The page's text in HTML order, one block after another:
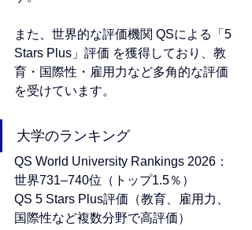
また、世界的な評価機関 QSによる「5
Stars Plus」評価 を獲得しており、教
育・国際性・雇用力など多角的な評価
を受けています。
大学のランキング
QS World University Rankings 2026：
世界731–740位（トップ1.5％）
QS 5 Stars Plus評価（教育、雇用力、
国際性など複数分野で高評価）